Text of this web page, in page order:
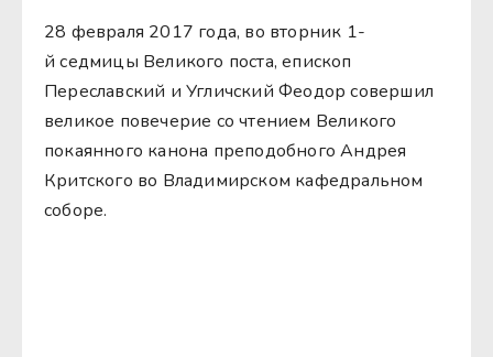
28 февраля 2017 года, во вторник 1-
й седмицы Великого поста, епископ
Переславский и Угличский Феодор совершил
великое повечерие со чтением Великого
покаянного канона преподобного Андрея
Критского во Владимирском кафедральном
соборе.